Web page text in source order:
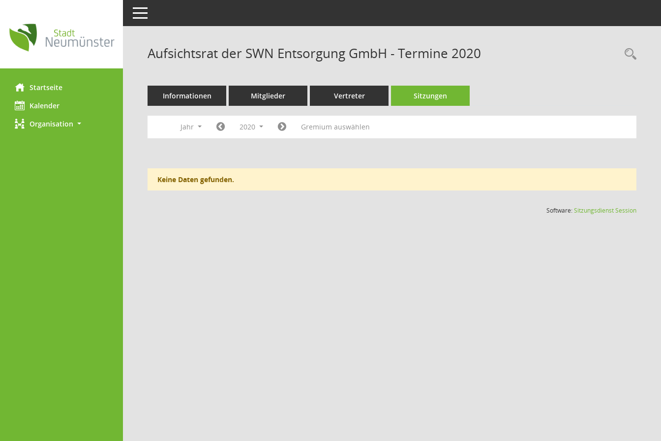
Startseite
Kalender
Organisation
Toggle navigation
Aufsichtsrat der SWN Entsorgung GmbH - Termine 2020
Informationen Mitglieder Vertreter Sitzungen
Jahr 2020 Gremium auswählen
Keine Daten gefunden.
Software:SitzungsdienstSession(Wird in